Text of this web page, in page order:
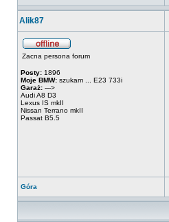
Alik87
Zacna persona forum
Posty: 1896
Moje BMW: szukam ... E23 733i
Garaż: --->
Audi A8 D3
Lexus IS mkII
Nissan Terrano mkII
Passat B5.5
Góra